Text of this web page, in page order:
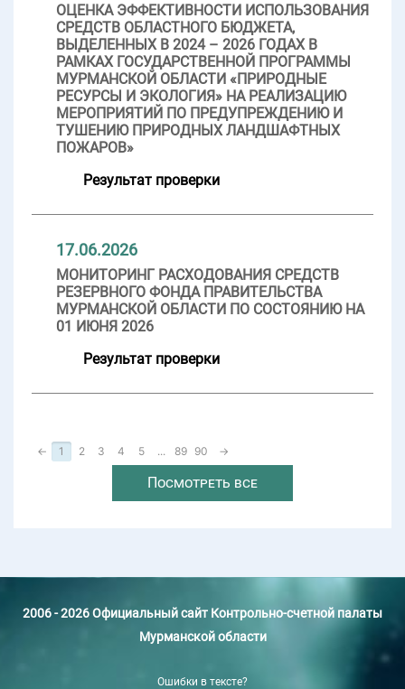
ОЦЕНКА ЭФФЕКТИВНОСТИ ИСПОЛЬЗОВАНИЯ
СРЕДСТВ ОБЛАСТНОГО БЮДЖЕТА,
ВЫДЕЛЕННЫХ В 2024 – 2026 ГОДАХ В
РАМКАХ ГОСУДАРСТВЕННОЙ ПРОГРАММЫ
МУРМАНСКОЙ ОБЛАСТИ «ПРИРОДНЫЕ
РЕСУРСЫ И ЭКОЛОГИЯ» НА РЕАЛИЗАЦИЮ
МЕРОПРИЯТИЙ ПО ПРЕДУПРЕЖДЕНИЮ И
ТУШЕНИЮ ПРИРОДНЫХ ЛАНДШАФТНЫХ
ПОЖАРОВ»
Результат проверки
17.06.2026
МОНИТОРИНГ РАСХОДОВАНИЯ СРЕДСТВ
РЕЗЕРВНОГО ФОНДА ПРАВИТЕЛЬСТВА
МУРМАНСКОЙ ОБЛАСТИ ПО СОСТОЯНИЮ НА
01 ИЮНЯ 2026
Результат проверки
← 1 2 3 4 5 ... 89 90 →
Посмотреть все
2006 - 2026 Официальный сайт Контрольно-счетной палаты
Мурманской области
Ошибки в тексте?